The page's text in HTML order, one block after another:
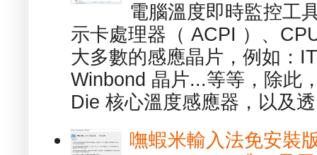
電腦溫度即時監控工
示卡處理器（ ACPI ）、
大多數的感應晶片，例如：
Winbond 晶片...等等，除此
Die 核心溫度感應器，以及
嘸蝦米輸入法免安裝